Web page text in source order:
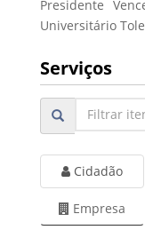
Presidente
Universitário
Serviços
Cidadão
Empresa